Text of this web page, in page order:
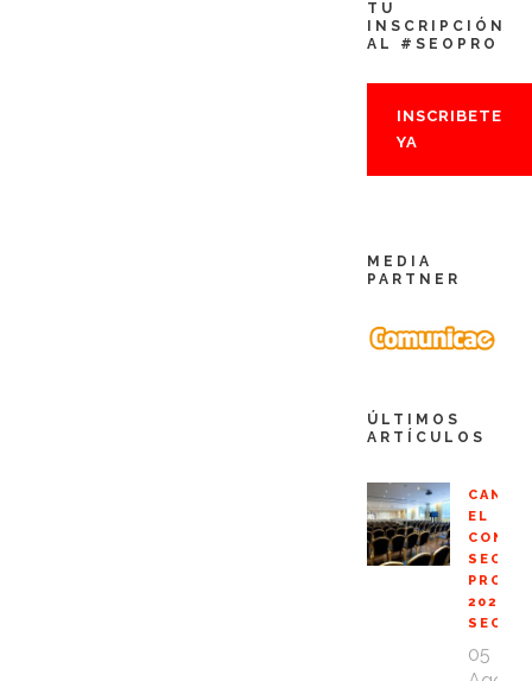
TU
INSCRIPCIÓN
AL #SEOPRO
INSCRIBETE
YA
MEDIA
PARTNER
ÚLTIMOS
ARTÍCULOS
EL
SEO
2020
05